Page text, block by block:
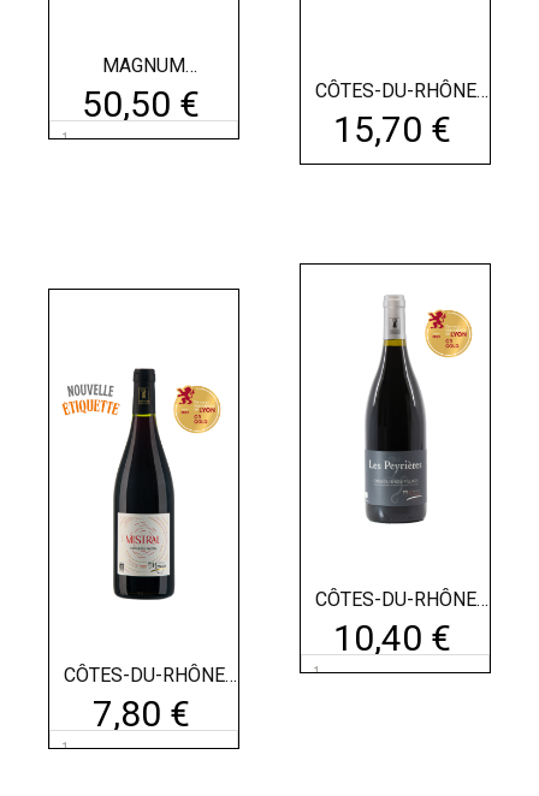
MAGNUM
CHÂTEAUNEUF-DU-
PAPE...
50,50 €
CÔTES-DU-RHÔNE
VILLAGES :...
15,70 €
CÔTES-DU-RHÔNE
MISTRAL 2023...
7,80 €
CÔTES-DU-RHÔNE
VILLAGES :...
10,40 €